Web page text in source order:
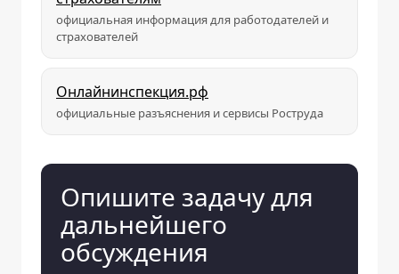
официальная информация для работодателей и
страхователей
Онлайнинспекция.рф
официальные разъяснения и сервисы Роструда
Опишите задачу для
дальнейшего
обсуждения